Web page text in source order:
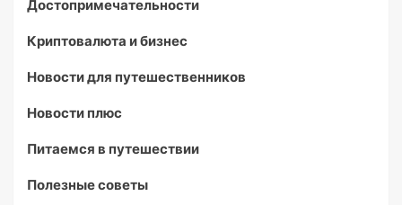
Достопримечательности
Криптовалюта и бизнес
Новости для путешественников
Новости плюс
Питаемся в путешествии
Полезные советы